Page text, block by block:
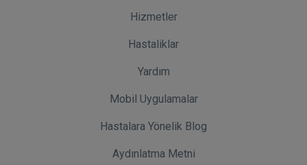
Hizmetler
Hastaliklar
Yardım
Mobil Uygulamalar
Hastalara Yönelik Blog
Aydınlatma Metni